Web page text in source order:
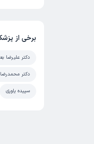
برخی از
دکتر علیرضا
دکتر محمدرضا
سپیده یاوری